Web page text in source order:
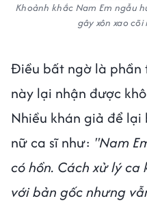
Khoảnh khắc Nam Em ngẫu
gây xôn xao
Điều bất ngờ là phần
này lại nhận được
Nhiều khán giả để
nữ ca sĩ như: "Nam
có hồn. Cách xử lý
với bản gốc nhưng